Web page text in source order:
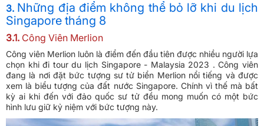
3. Những địa điểm không thể bỏ lỡ khi du lịch
Singapore tháng 8
3.1. Công Viên Merlion
Công viên Merlion luôn là điểm đến đầu tiên được nhiều người lựa
chọn khi đi tour du lịch Singapore - Malaysia 2023 . Công viên
đang là nơi đặt bức tượng sư tử biển Merlion nổi tiếng và được
xem là biểu tượng của đất nước Singapore. Chính vì thế mà bất
kỳ ai khi đến với đảo quốc sư tử đều mong muốn có một bức
hình lưu giữ kỷ niệm với bức tượng này.